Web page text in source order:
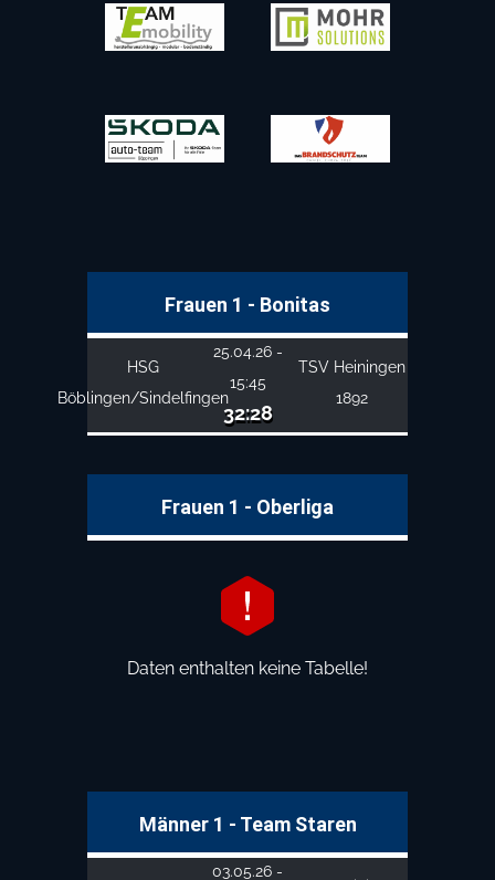
Frauen 1 - Bonitas
HSG
Böblingen/Sindelfingen
25.04.26 -
15:45
32:28
TSV Heiningen
1892
Frauen 1 - Oberliga
Daten enthalten keine Tabelle!
Männer 1 - Team Staren
03.05.26 -